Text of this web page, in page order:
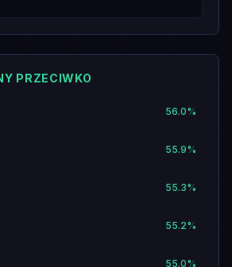
PRZECIWKO
56.0%
55.9%
55.3%
55.2%
55.0%